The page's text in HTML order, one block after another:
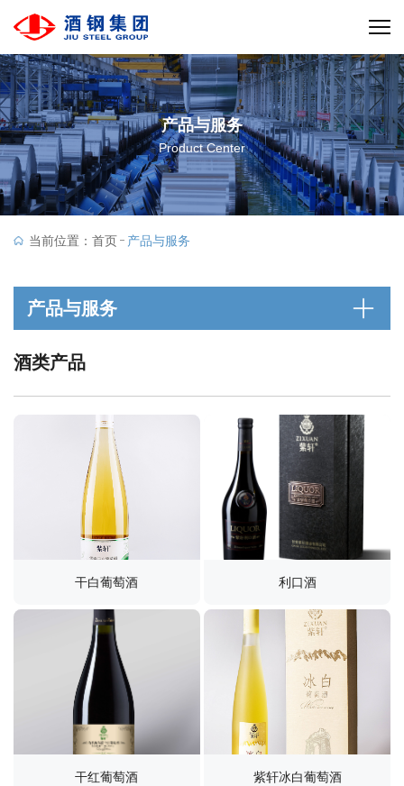
产品与服务
Product Center
当前位置： 首页 产品与服务
产品与服务
酒类产品
干白葡萄酒 利口酒
干红葡萄酒 紫轩冰白葡萄酒